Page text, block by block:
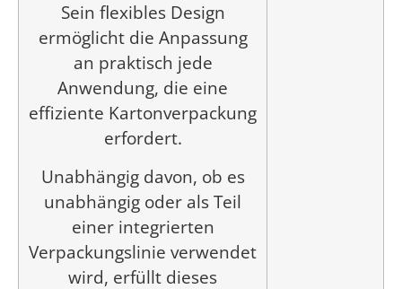
Sein flexibles Design
ermöglicht die Anpassung
an praktisch jede
Anwendung, die eine
effiziente Kartonverpackung
erfordert.
Unabhängig davon, ob es
unabhängig oder als Teil
einer integrierten
Verpackungslinie verwendet
wird, erfüllt dieses